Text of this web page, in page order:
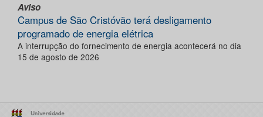
Aviso
Campus de São Cristóvão terá desligamento
programado de energia elétrica
A interrupção do fornecimento de energia acontecerá no dia
15 de agosto de 2026